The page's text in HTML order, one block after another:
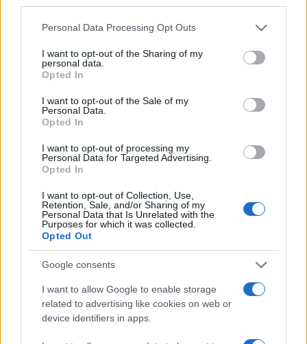
Personal Data Processing Opt Outs
I want to opt-out of the Sharing of my
personal data.
Opted In
I want to opt-out of the Sale of my
Personal Data.
Opted In
I want to opt-out of processing my
Personal Data for Targeted Advertising.
Opted In
I want to opt-out of Collection, Use,
Retention, Sale, and/or Sharing of my
Personal Data that Is Unrelated with the
Purposes for which it was collected.
Opted Out
Google consents
I want to allow Google to enable storage
related to advertising like cookies on web or
device identifiers in apps.
Appendino, Mimmo Lucano e Salis.
Voi moralizzatori non potete
parlare
di
28 Marzo 2026, 9:15